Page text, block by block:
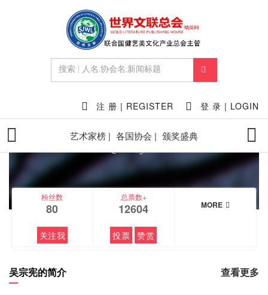
注 册 | REGISTER 登 录 | LOGIN
艺术家榜 | 各国协会 | 颁奖盛典
FEATURED
吴宗宪
粉丝数
80
关注我
总票数+
12604
投票 赞赏
MORE
吴宗宪的简介 查看更多